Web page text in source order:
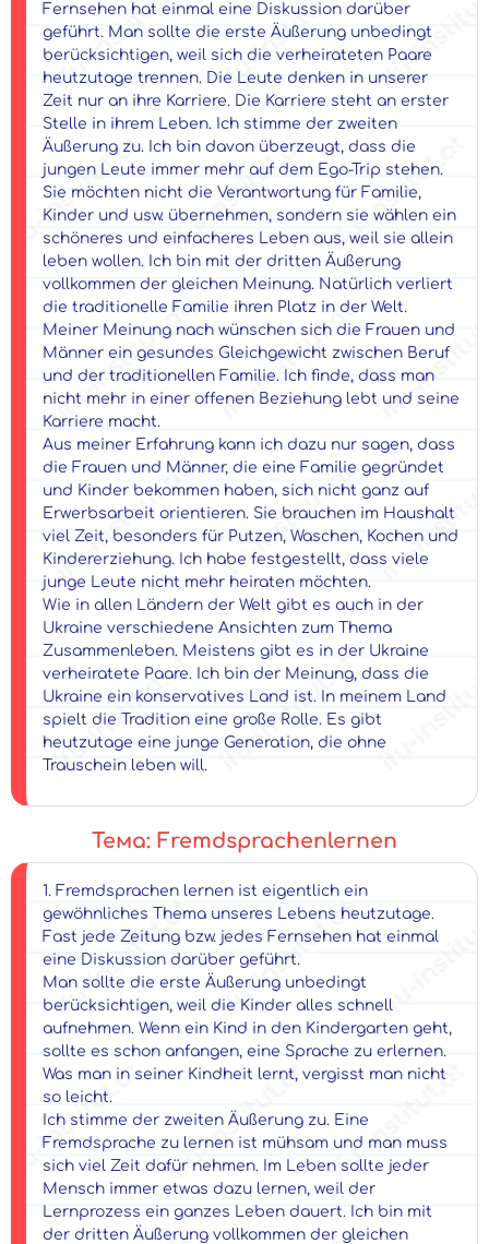
Fernsehen hat einmal eine Diskussion darüber
geführt. Man sollte die erste Äußerung unbedingt
berücksichtigen, weil sich die verheirateten Paare
heutzutage trennen. Die Leute denken in unserer
Zeit nur an ihre Karriere. Die Karriere steht an erster
Stelle in ihrem Leben. Ich stimme der zweiten
Äußerung zu. Ich bin davon überzeugt, dass die
jungen Leute immer mehr auf dem Ego-Trip stehen.
Sie möchten nicht die Verantwortung für Familie,
Kinder und usw. übernehmen, sondern sie wählen ein
schöneres und einfacheres Leben aus, weil sie allein
leben wollen. Ich bin mit der dritten Äußerung
vollkommen der gleichen Meinung. Natürlich verliert
die traditionelle Familie ihren Platz in der Welt.
Meiner Meinung nach wünschen sich die Frauen und
Männer ein gesundes Gleichgewicht zwischen Beruf
und der traditionellen Familie. Ich finde, dass man
nicht mehr in einer offenen Beziehung lebt und seine
Karriere macht.
Aus meiner Erfahrung kann ich dazu nur sagen, dass
die Frauen und Männer, die eine Familie gegründet
und Kinder bekommen haben, sich nicht ganz auf
Erwerbsarbeit orientieren. Sie brauchen im Haushalt
viel Zeit, besonders für Putzen, Waschen, Kochen und
Kindererziehung. Ich habe festgestellt, dass viele
junge Leute nicht mehr heiraten möchten.
Wie in allen Ländern der Welt gibt es auch in der
Ukraine verschiedene Ansichten zum Thema
Zusammenleben. Meistens gibt es in der Ukraine
verheiratete Paare. Ich bin der Meinung, dass die
Ukraine ein konservatives Land ist. In meinem Land
spielt die Tradition eine große Rolle. Es gibt
heutzutage eine junge Generation, die ohne
Trauschein leben will.
Тема: Fremdsprachenlernen
1. Fremdsprachen lernen ist eigentlich ein
gewöhnliches Thema unseres Lebens heutzutage.
Fast jede Zeitung bzw. jedes Fernsehen hat einmal
eine Diskussion darüber geführt.
Man sollte die erste Äußerung unbedingt
berücksichtigen, weil die Kinder alles schnell
aufnehmen. Wenn ein Kind in den Kindergarten geht,
sollte es schon anfangen, eine Sprache zu erlernen.
Was man in seiner Kindheit lernt, vergisst man nicht
so leicht.
Ich stimme der zweiten Äußerung zu. Eine
Fremdsprache zu lernen ist mühsam und man muss
sich viel Zeit dafür nehmen. Im Leben sollte jeder
Mensch immer etwas dazu lernen, weil der
Lernprozess ein ganzes Leben dauert. Ich bin mit
der dritten Äußerung vollkommen der gleichen